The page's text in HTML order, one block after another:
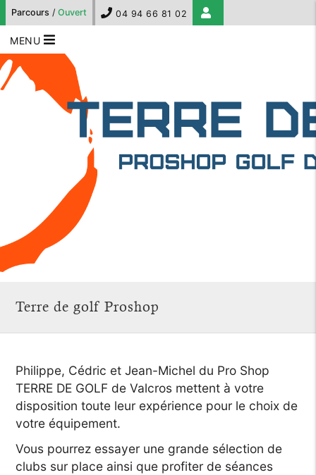
Parcours / Ouvert 04 94 66 81 02
MENU
Terre de golf Proshop
Philippe, Cédric et Jean-Michel du Pro Shop
TERRE DE GOLF de Valcros mettent à votre
disposition toute leur expérience pour le choix de
votre équipement.
Vous pourrez essayer une grande sélection de
clubs sur place ainsi que profiter de séances